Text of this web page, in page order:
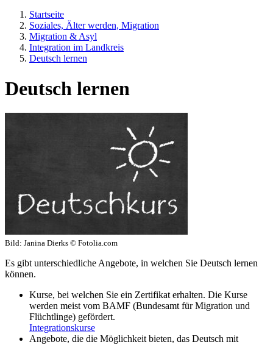
Startseite
Soziales, Älter werden, Migration
Migration & Asyl
Integration im Landkreis
Deutsch lernen
Deutsch lernen
Bild: Janina Dierks © Fotolia.com
Es gibt unterschiedliche Angebote, in welchen Sie Deutsch lernen
können.
Kurse, bei welchen Sie ein Zertifikat erhalten. Die Kurse
werden meist vom BAMF (Bundesamt für Migration und
Flüchtlinge) gefördert.
Integrationskurse
Angebote, die die Möglichkeit bieten, das Deutsch mit